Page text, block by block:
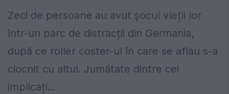
Zeci de persoane au avut șocul vieții lor
într-un parc de distracții din Germania,
după ce roller coster-ul în care se aflau s-a
ciocnit cu altul. Jumătate dintre cei
implicați...